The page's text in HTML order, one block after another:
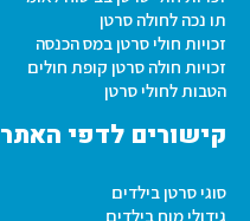
תו נכה לחולה סרטן
זכויות חולי סרטן במס הכנסה
זכויות חולה סרטן קופת חולים
הטבות לחולי סרטן
קישורים לדפי האתר
סוגי סרטן בילדים
גידולי מוח בילדים